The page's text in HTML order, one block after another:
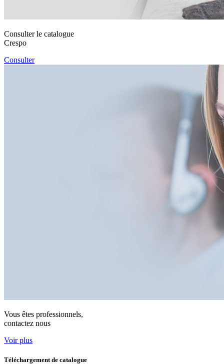
Consulter le catalogue
Crespo
Consulter
Vous êtes professionnels,
contactez nous
Voir plus
Téléchargement de catalogue